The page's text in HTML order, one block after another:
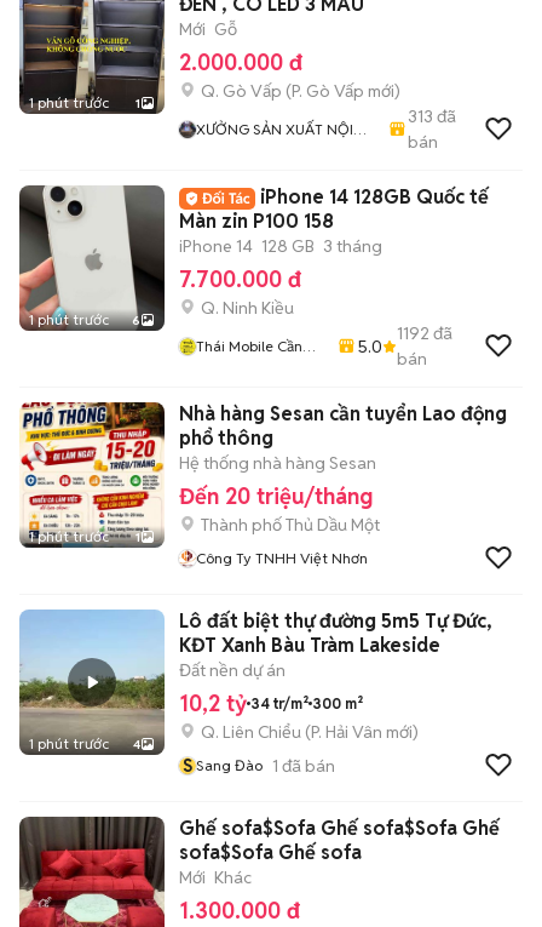
1 phút trước 1
Mới Gỗ
2.000.000 đ
Q. Gò Vấp (P. Gò Vấp mới)
XƯỞNG SẢN XUẤT NỘI
313 đã
bán
1 phút trước 6
iPhone 14 128GB Quốc tế
Màn zin P100 158
iPhone 14 128 GB 3 tháng
7.700.000 đ
Q. Ninh Kiều
Thái Mobile Cần
5.0
1192 đã
bán
1 phút trước 1
Nhà hàng Sesan cần tuyển Lao động
phổ thông
Hệ thống nhà hàng Sesan
Đến 20 triệu/tháng
Thành phố Thủ Dầu Một
Công Ty TNHH Việt Nhơn
1 phút trước 4
Lô đất biệt thự đường 5m5 Tự Đức,
KĐT Xanh Bàu Tràm Lakeside
Đất nền dự án
10,2 tỷ 34 tr/m² 300 m²
Q. Liên Chiểu (P. Hải Vân mới)
S Sang Đào 1 đã bán
Ghế sofa$Sofa Ghế sofa$Sofa Ghế
sofa$Sofa Ghế sofa
Mới Khác
1.300.000 đ